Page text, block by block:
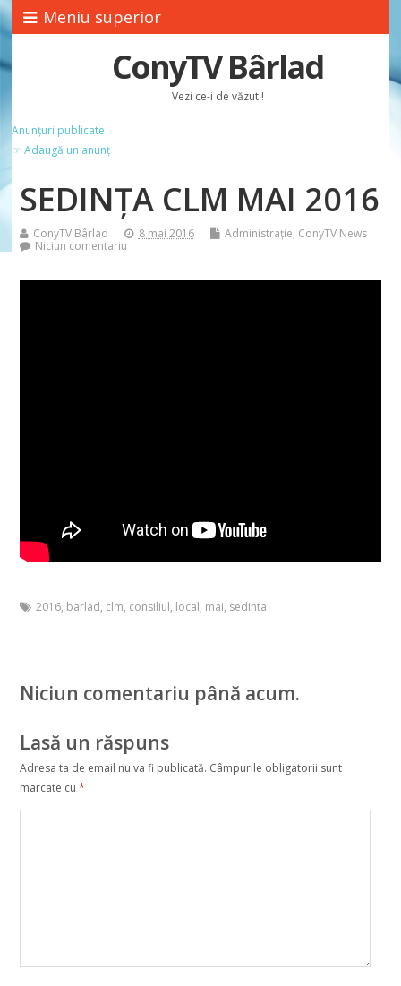
Meniu superior
ConyTV Bârlad
Vezi ce-i de văzut !
Anunțuri publicate
☞ Adaugă un anunț
SEDINŢA CLM MAI 2016
ConyTV Bârlad 8 mai 2016 Administrație, ConyTV News
Niciun comentariu
2016, barlad, clm, consiliul, local, mai, sedinta
Niciun comentariu până acum.
Lasă un răspuns
Adresa ta de email nu va fi publicată. Câmpurile obligatorii sunt
marcate cu *